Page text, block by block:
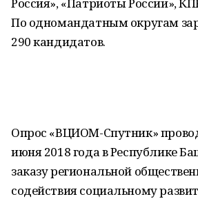
По одномандатным округам
290 кандидатов.
Опрос «ВЦИОМ-Спутник»
июня 2018 года в Республике
заказу региональной
содействия социальному